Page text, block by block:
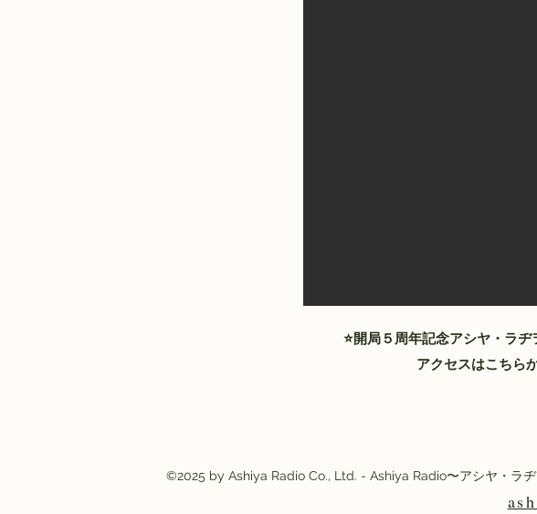
⭐️開局５周年記念アシヤ・ラ
アクセスはこち
©2025 by Ashiya Radio Co., Ltd. - Ashiya Radio〜アシヤ・ラ